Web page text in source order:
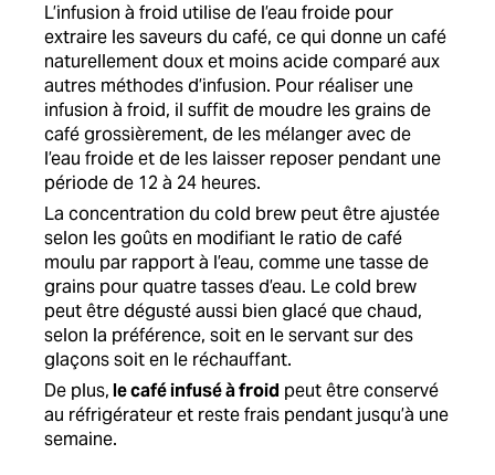
L’infusion à froid utilise de l’eau froide pour
extraire les saveurs du café, ce qui donne un café
naturellement doux et moins acide comparé aux
autres méthodes d’infusion. Pour réaliser une
infusion à froid, il suffit de moudre les grains de
café grossièrement, de les mélanger avec de
l’eau froide et de les laisser reposer pendant une
période de 12 à 24 heures.
La concentration du cold brew peut être ajustée
selon les goûts en modifiant le ratio de café
moulu par rapport à l’eau, comme une tasse de
grains pour quatre tasses d’eau. Le cold brew
peut être dégusté aussi bien glacé que chaud,
selon la préférence, soit en le servant sur des
glaçons soit en le réchauffant.
De plus,le café infusé à froid peut être conservé
au réfrigérateur et reste frais pendant jusqu’à une
semaine.